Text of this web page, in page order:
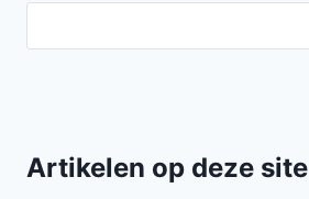
Artikelen op deze site